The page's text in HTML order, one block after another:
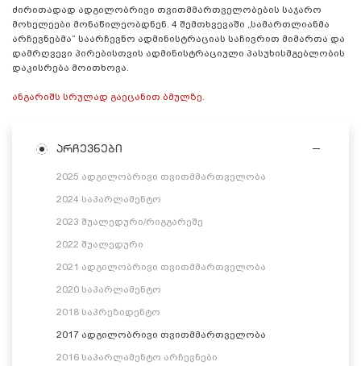
ძირითადად ადგილობრივი თვითმმართველობების საჯარო
მოხელეები მონაწილეობდნენ. 4 შემთხვევაში „სამართლიანმა
არჩევნებმა“ საარჩევნო ადმინისტრაციას საჩივრით მიმართა და
დამრღვევი პირებისთვის ადმინისტრაციული პასუხისმგებლობის
დაკისრება მოითხოვა.
ანგარიშს სრულად გაეცანით ბმულზე.
არჩევნები
2025 ადგილობრივი თვითმმართველობა
2024 საპარლამენტო
2023 შუალედური/რიგგარეშე
2022 შუალედური
2021 ადგილობრივი თვითმმართველობა
2020 საპარლამენტო
2018 საპრეზიდენტო
2017 ადგილობრივი თვითმმართველობა
2016 საპარლამენტო არჩევნები